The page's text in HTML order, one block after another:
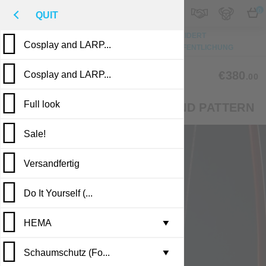
M
BESCHREIBUNG BEWERTUNGEN
QUIT
Cosplay and LARP...
Cosplay and LARP...
Full look
Sale!
Versandfertig
Leather armor i...
Brigandine armo...
Do It Yourself (...
HEMA ▼
Gambesons
Schaumschutz (Fo... ▼
LV-02
LEATHER VEST WITH DIAMOND PATTERN